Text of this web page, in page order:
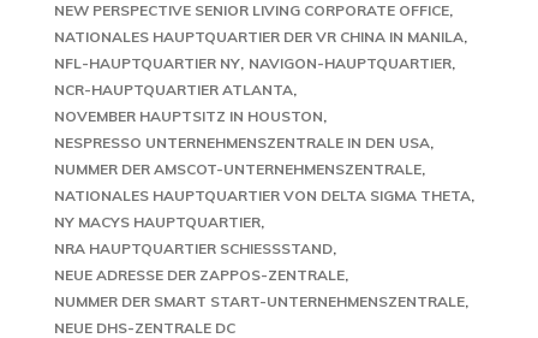
NEW PERSPECTIVE SENIOR LIVING CORPORATE OFFICE
NATIONALES HAUPTQUARTIER DER VR CHINA IN MANILA
NFL-HAUPTQUARTIER NY NAVIGON-HAUPTQUARTIER
NCR-HAUPTQUARTIER ATLANTA
NOVEMBER HAUPTSITZ IN HOUSTON
NESPRESSO UNTERNEHMENSZENTRALE IN DEN USA
NUMMER DER AMSCOT-UNTERNEHMENSZENTRALE
NATIONALES HAUPTQUARTIER VON DELTA SIGMA THETA
NY MACYS HAUPTQUARTIER
NRA HAUPTQUARTIER SCHIESSSTAND
NEUE ADRESSE DER ZAPPOS-ZENTRALE
NUMMER DER SMART START-UNTERNEHMENSZENTRALE
NEUE DHS-ZENTRALE DC